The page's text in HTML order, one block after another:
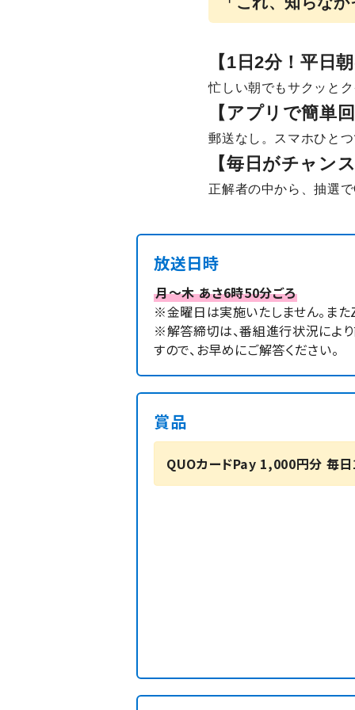
【1日2分！平日
忙しい朝でもサクッと
【アプリで簡単
郵送なし。スマホひと
【毎日がチャン
正解者の中から、抽選
放送日時
月～木 あさ6時50分ごろ
※金曜日は実施いたしません。ま
※解答締切は、番組進行状況によ
すので、お早めにご解答ください。
賞品
QUOカードPay 1,000円分 毎